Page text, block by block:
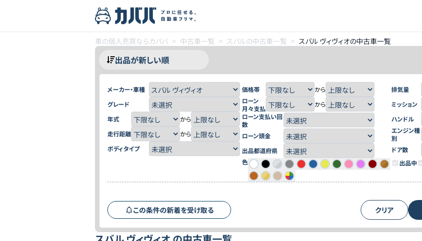
車の個人売買ならカババ > 中古車一覧 > スバルの中古車一覧 > スバル ヴィヴィオの中古車一覧
メーカー・車種
グレード
年式
から
走行距離
から
ボディタイプ
価格帯
から
ローン
月々支払
から
ローン支払い回
数
ローン頭金
出品都道府県
色
排気量
ミッション
ハンドル
エンジン種
別
ドア数
出品中
この条件の新着を受け取る
クリア